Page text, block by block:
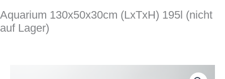
Aquarium 130x50x30cm (LxTxH) 195l (nicht
auf Lager)